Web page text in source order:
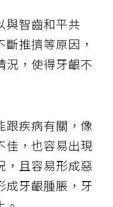
與智齒和平共
推擠等原因，
況，使得牙齦不
跟疾病有關，像
佳，也容易出現
，且容易形成惡
成牙齦腫脹，牙